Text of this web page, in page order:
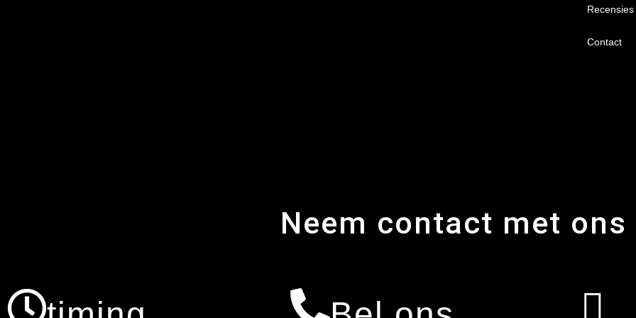
Recensies
Contact
Neem contact met ons